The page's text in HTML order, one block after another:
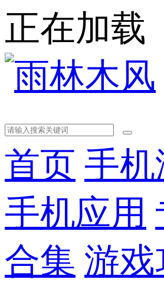
正在加载
首页 手机
手机应用
合集 游戏